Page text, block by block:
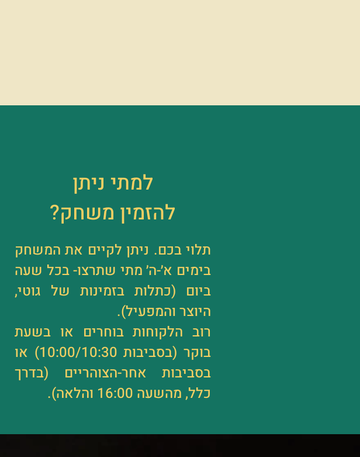
למתי ניתן
להזמין משחק?
תלוי בכם. ניתן לקיים את המשחק
בימים א׳-ה׳ מתי שתרצו- בכל שעה
ביום (כתלות בזמינות של גוטי,
היוצר והמפעיל).
רוב הלקוחות בוחרים או בשעת
בוקר (בסביבות 10:00/10:30) או
בסביבות אחר-הצוהריים (בדרך
כלל, מהשעה 16:00 והלאה).